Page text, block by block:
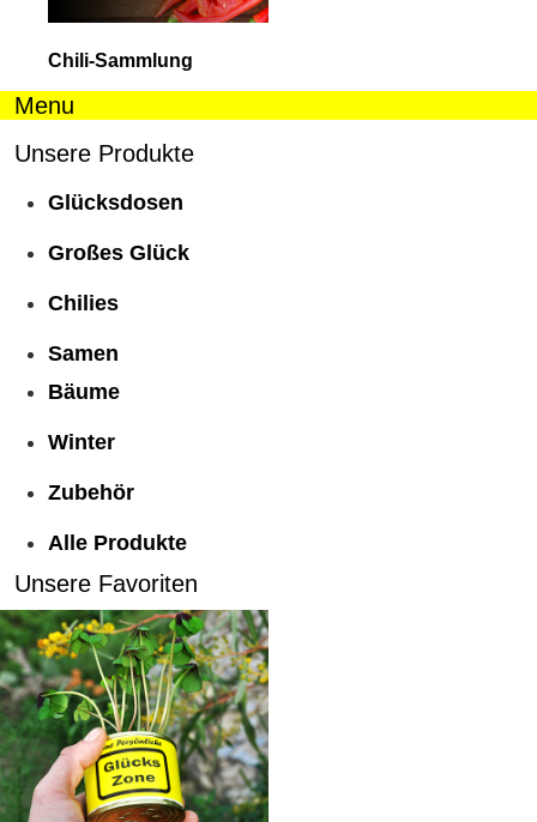
Chili-Sammlung
Menu
Unsere Produkte
Glücksdosen
Großes Glück
Chilies
Samen
Bäume
Winter
Zubehör
Alle Produkte
Unsere Favoriten